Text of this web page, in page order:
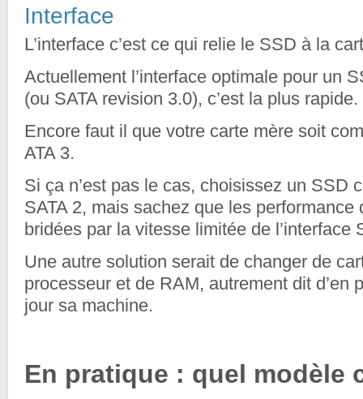
Interface
L’interface c’est ce qui relie le SSD à la
Actuellement l’interface optimale pour un
(ou SATA revision 3.0), c’est la plus rapide.
Encore faut il que votre carte mère soit
ATA 3.
Si ça n’est pas le cas, choisissez un SSD
SATA 2, mais sachez que les
bridées par la vitesse limitée de l’interface
Une autre solution serait de changer de
processeur et de RAM, autrement dit d’en
jour sa machine.
En pratique : quel modèle